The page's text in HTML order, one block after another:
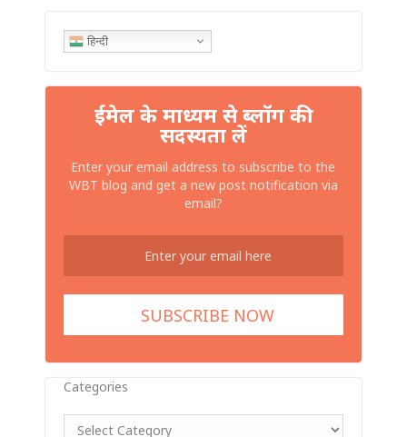
हिन्दी
ईमेल के माध्यम से ब्लॉग की
सदस्यता लें
Enter your email address to subscribe to the
WBT blog and get a new post notification via
email?
Categories